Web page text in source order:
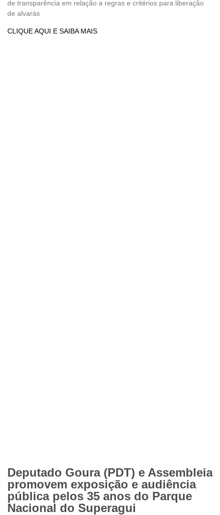
de transparência em relação a regras e critérios para liberação
de alvarás
CLIQUE AQUI E SAIBA MAIS
Deputado Goura (PDT) e Assembleia
promovem exposição e audiência
pública pelos 35 anos do Parque
Nacional do Superagui